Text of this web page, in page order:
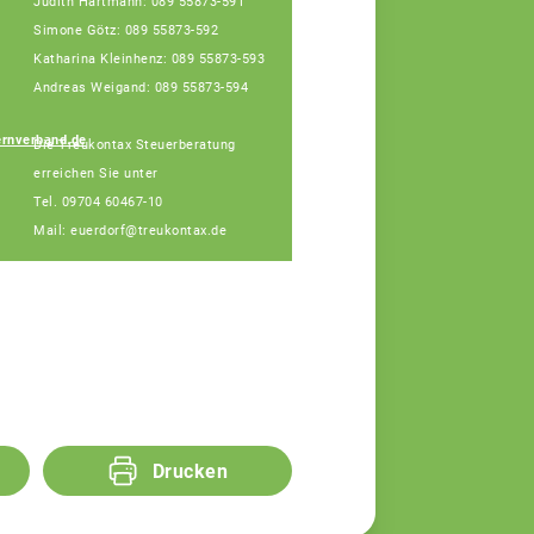
Simone Götz: 089 55873-592
Katharina Kleinhenz: 089 55873-593
Andreas Weigand: 089 55873-594
Die Treukontax Steuerberatung
erreichen Sie unter
Tel. 09704 60467-10
Mail: euerdorf@treukontax.de
Drucken